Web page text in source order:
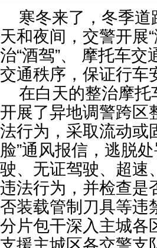
寒冬来了，冬季道
天和夜间，交警开展
治“酒驾”、 摩托车
交通秩序，保证行车
在白天的整治摩托
开展了异地调警跨区
法行为，采取流动或
脸”通风报信，逃脱
驶、无证驾驶、超速
违法行为，并检查是
否装载管制刀具等违
分片包干深入主城各